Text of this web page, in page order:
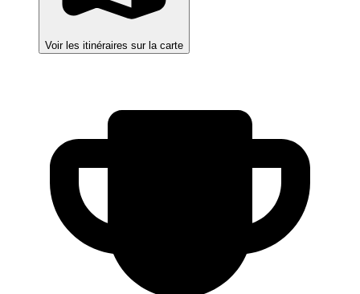
Voir les itinéraires sur la carte